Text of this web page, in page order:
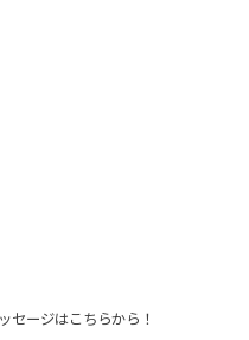
セージはこちらから！